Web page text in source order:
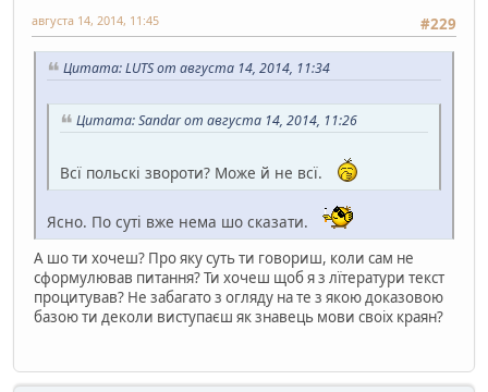
#229
августа 14, 2014, 11:45
Цитата: LUTS от августа 14, 2014, 11:34
Цитата: Sandar от августа 14, 2014, 11:26
Всї польскі звороти? Може й не всї.
Ясно. По суті вже нема шо сказати.
А шо ти хочеш? Про яку суть ти говориш, коли сам не
сформулював питання? Ти хочеш щоб я з лїтератури текст
процитував? Не забагато з огляду на те з якою доказовою
базою ти деколи виступаєш як знавець мови своіх краян?